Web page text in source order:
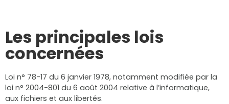
Les principales lois
concernées
Loi n° 78-17 du 6 janvier 1978, notamment modifiée par la
loi n° 2004-801 du 6 août 2004 relative à l’informatique,
aux fichiers et aux libertés.